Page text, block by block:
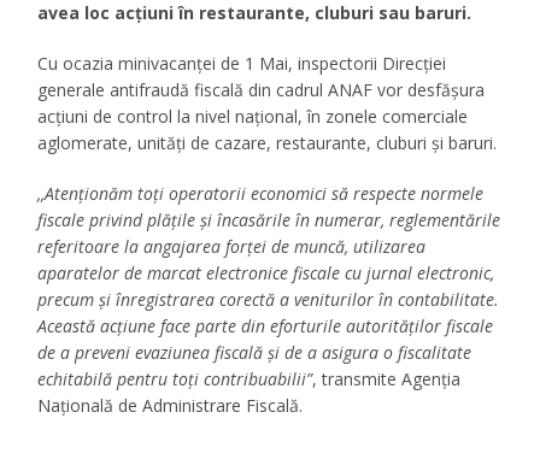
avea loc acțiuni în restaurante, cluburi sau baruri.
Cu ocazia minivacanței de 1 Mai, inspectorii Direcției
generale antifraudă fiscală din cadrul ANAF vor desfășura
acțiuni de control la nivel național, în zonele comerciale
aglomerate, unități de cazare, restaurante, cluburi și baruri.
,,Atenționăm toți operatorii economici să respecte normele
fiscale privind plățile și încasările în numerar, reglementările
referitoare la angajarea forței de muncă, utilizarea
aparatelor de marcat electronice fiscale cu jurnal electronic,
precum și înregistrarea corectă a veniturilor în contabilitate.
Această acțiune face parte din eforturile autorităților fiscale
de a preveni evaziunea fiscală și de a asigura o fiscalitate
echitabilă pentru toți contribuabilii”, transmite Agenția
Națională de Administrare Fiscală.